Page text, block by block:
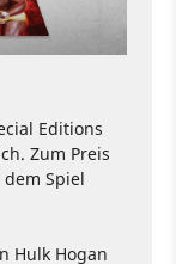
Editions
Zum Preis
Spiel
Hulk Hogan